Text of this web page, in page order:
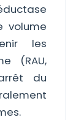
volume
les
(RAU,
du